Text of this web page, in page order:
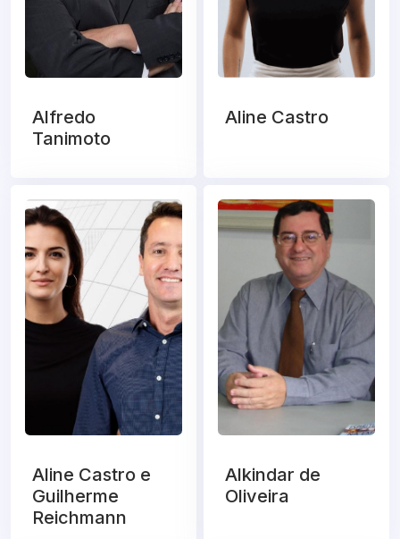
Alfredo
Tanimoto
Aline Castro
Aline Castro e
Guilherme
Reichmann
Alkindar de
Oliveira